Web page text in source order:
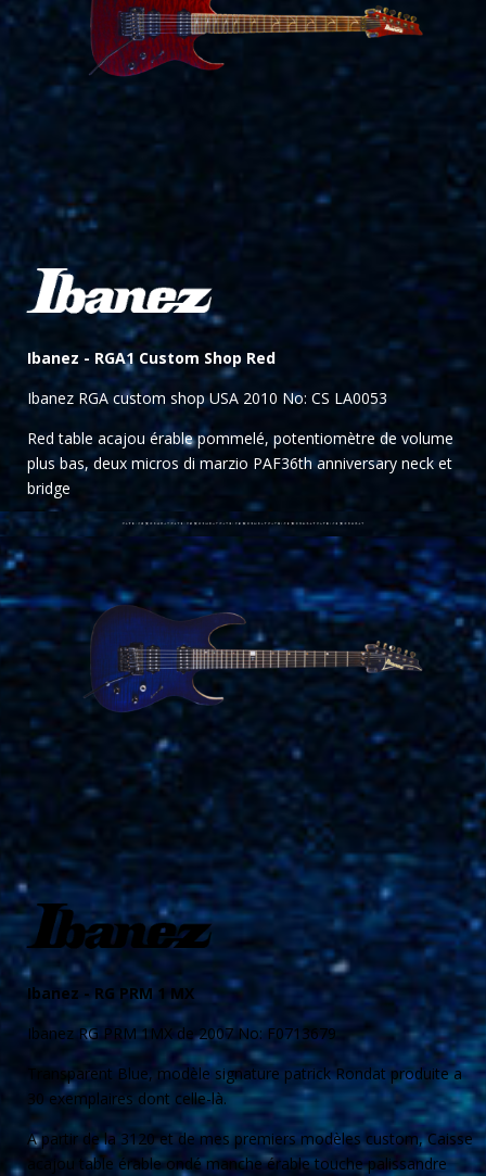
Ibanez - RGA1 Custom Shop Red
Ibanez RGA custom shop USA 2010 No: CS LA0053
Red table acajou érable pommelé, potentiomètre de volume
plus bas, deux micros di marzio PAF36th anniversary neck et
bridge
Ibanez - RG PRM 1 MX
Ibanez RG PRM 1MX de 2007 No: F0713679
Transparent Blue, modèle signature patrick Rondat produite a
30 exemplaires dont celle-là.
A partir de la 3120 et de mes premiers modèles custom, Caisse
acajou table érable ondé manche érable touche palissandre